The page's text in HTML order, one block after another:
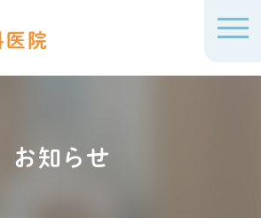
お知らせ